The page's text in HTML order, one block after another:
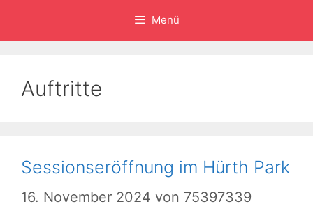
Menü
Auftritte
Sessionseröffnung im Hürth Park
16. November 2024 von 75397339